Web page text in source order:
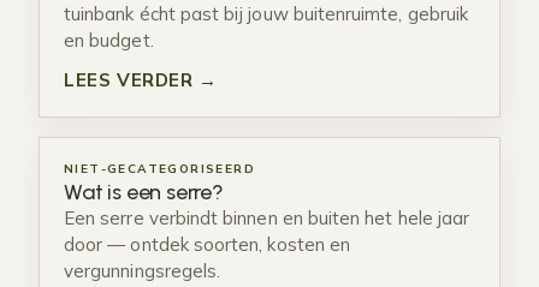
tuinbank écht past bij jouw buitenruimte, gebruik
en budget.
LEES VERDER →
NIET-GECATEGORISEERD
Wat is een serre?
Een serre verbindt binnen en buiten het hele jaar
door — ontdek soorten, kosten en
vergunningsregels.